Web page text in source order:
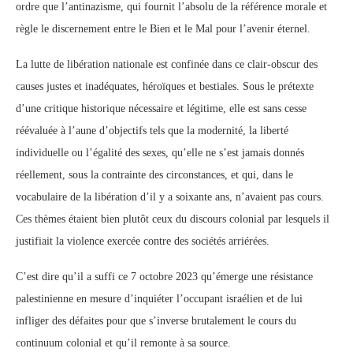
ordre que l’antinazisme, qui fournit l’absolu de la référence morale et
règle le discernement entre le Bien et le Mal pour l’avenir éternel.
La lutte de libération nationale est confinée dans ce clair-obscur des
causes justes et inadéquates, héroïques et bestiales. Sous le prétexte
d’une critique historique nécessaire et légitime, elle est sans cesse
réévaluée à l’aune d’objectifs tels que la modernité, la liberté
individuelle ou l’égalité des sexes, qu’elle ne s’est jamais donnés
réellement, sous la contrainte des circonstances, et qui, dans le
vocabulaire de la libération d’il y a soixante ans, n’avaient pas cours.
Ces thèmes étaient bien plutôt ceux du discours colonial par lesquels il
justifiait la violence exercée contre des sociétés arriérées.
C’est dire qu’il a suffi ce 7 octobre 2023 qu’émerge une résistance
palestinienne en mesure d’inquiéter l’occupant israélien et de lui
infliger des défaites pour que s’inverse brutalement le cours du
continuum colonial et qu’il remonte à sa source.